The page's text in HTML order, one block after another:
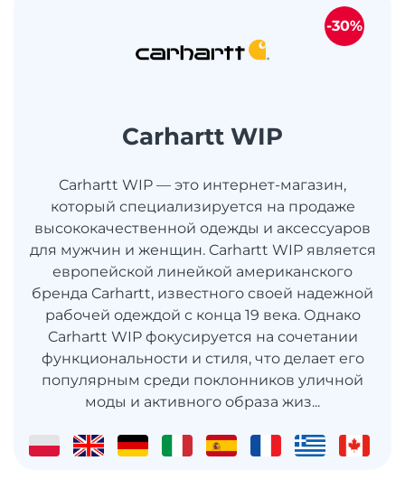
Carhartt WIP
Carhartt WIP — это интернет-магазин,
который специализируется на продаже
высококачественной одежды и аксессуаров
для мужчин и женщин. Carhartt WIP является
европейской линейкой американского
бренда Carhartt, известного своей надежной
рабочей одеждой с конца 19 века. Однако
Carhartt WIP фокусируется на сочетании
функциональности и стиля, что делает его
популярным среди поклонников уличной
моды и активного образа жиз...
-30%